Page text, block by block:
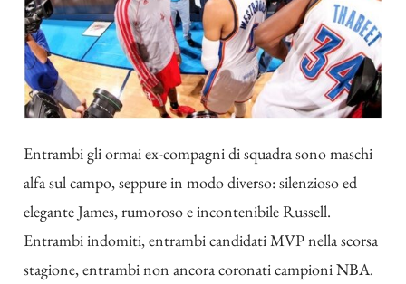
Entrambi gli ormai ex-compagni di squadra sono maschi
alfa sul campo, seppure in modo diverso: silenzioso ed
elegante James, rumoroso e incontenibile Russell.
Entrambi indomiti, entrambi candidati MVP nella scorsa
stagione, entrambi non ancora coronati campioni NBA.